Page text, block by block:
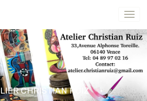
CHRISTIAN RUIZ